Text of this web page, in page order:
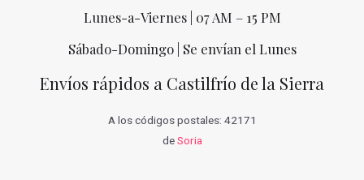
Lunes-a-Viernes | 07 AM – 15 PM
Sábado-Domingo | Se envían el Lunes
Envíos rápidos a Castilfrío de la Sierra
A los códigos postales: 42171
deSoria